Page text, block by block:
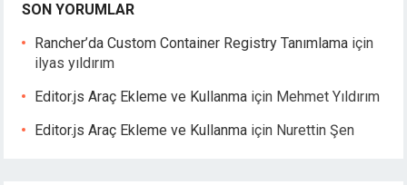
SON YORUMLAR
Rancher’da Custom Container Registry Tanımlama için
ilyas yıldırım
Editor.js Araç Ekleme ve Kullanma için Mehmet Yıldırım
Editor.js Araç Ekleme ve Kullanma için Nurettin Şen